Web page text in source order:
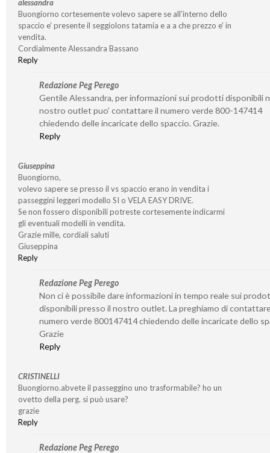
alessandra
Buongiorno cortesemente volevo sapere se all’interno dello
spaccio e’ presente il seggiolons tatamia e a a che prezzo e’ in
vendita.
Cordialmente Alessandra Bassano
Reply
Redazione Peg Perego
Gentile Alessandra, per informazioni sui prodotti disponibili
nostro outlet puo’ contattare il numero verde 800-147414
chiedendo delle incaricate dello spaccio. Grazie.
Reply
Giuseppina
Buongiorno,
volevo sapere se presso il vs spaccio erano in vendita i
passeggini leggeri modello SI o VELA EASY DRIVE.
Se non fossero disponibili potreste cortesemente indicarmi
gli eventuali modelli in vendita.
Grazie mille, cordiali saluti
Giuseppina
Reply
Redazione Peg Perego
Non ci è possibile dare informazioni in tempo reale sui
disponibili presso il nostro outlet. La preghiamo di
numero verde 800147414 chiedendo delle incaricate dello
Grazie
Reply
CRISTINELLI
Buongiorno.abvete il passeggino uno trasformabile? ho un
ovetto della perg. si può usare?
grazie
Reply
Redazione Peg Perego